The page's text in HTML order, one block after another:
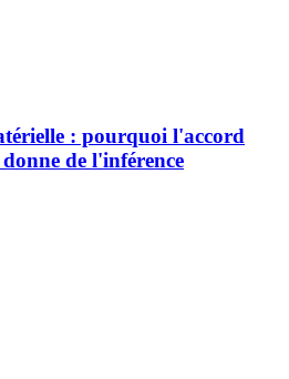
: pourquoi l'accord
de l'inférence